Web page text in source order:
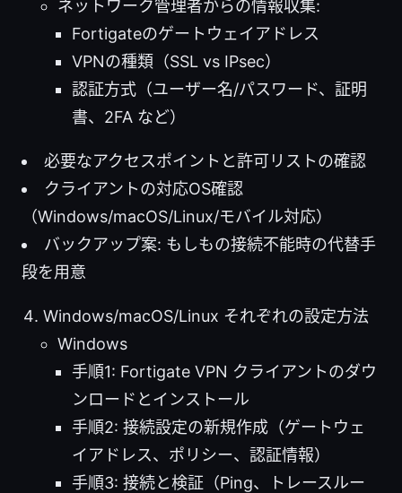
ネットワーク管理者からの情報収集:
Fortigateのゲートウェイアドレス
VPNの種類（SSL vs IPsec）
認証方式（ユーザー名/パスワード、証明
書、2FA など）
必要なアクセスポイントと許可リストの確認
クライアントの対応OS確認
（Windows/macOS/Linux/モバイル対応）
バックアップ案: もしもの接続不能時の代替手
段を用意
Windows/macOS/Linux それぞれの設定方法
Windows
手順1: Fortigate VPN クライアントのダウ
ンロードとインストール
手順2: 接続設定の新規作成（ゲートウェ
イアドレス、ポリシー、認証情報）
手順3: 接続と検証（Ping、トレースルー